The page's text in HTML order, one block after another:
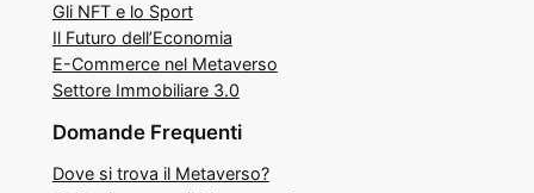
Gli NFT e lo Sport
Il Futuro dell’Economia
E-Commerce nel Metaverso
Settore Immobiliare 3.0
Domande Frequenti
Dove si trova il Metaverso?